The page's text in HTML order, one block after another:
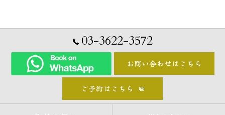
03-3622-3572
お問い合わせはこちら
ご予約はこちら